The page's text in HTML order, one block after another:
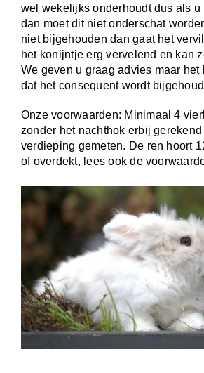
wel wekelijks onderhoudt dus als u
dan moet dit niet onderschat
niet bijgehouden dan gaat het
het konijntje erg vervelend en kan
We geven u graag advies maar
dat het consequent wordt
Onze voorwaarden: Minimaal 4
zonder het nachthok erbij gerekend
verdieping gemeten. De ren hoort
of overdekt, lees ook de